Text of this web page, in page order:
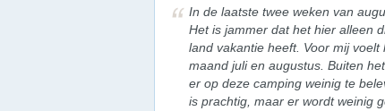
In de laatste twee weken van
Het is jammer dat het hier alleen
land vakantie heeft. Voor mij
maand juli en augustus. Buiten
er op deze camping weinig te
is prachtig, maar er wordt weinig